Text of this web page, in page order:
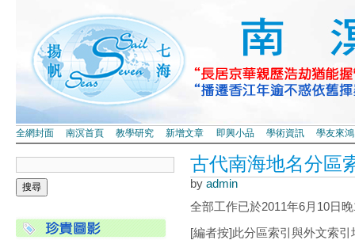
全網封面 南溟首頁 教學研究 新增文章 即興小品 學術資訊 學友來鴻
古代南海地名分區
by admin
全部工作已於2011年6月10日
[編者按]此分區索引與外文索